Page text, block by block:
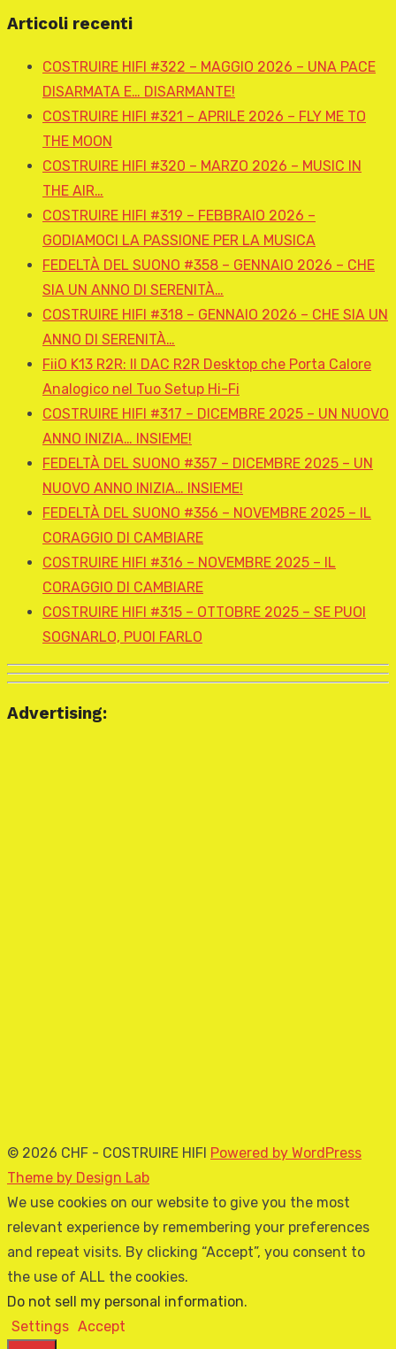
Articoli recenti
COSTRUIRE HIFI #322 – MAGGIO 2026 – UNA PACE
DISARMATA E… DISARMANTE!
COSTRUIRE HIFI #321 – APRILE 2026 – FLY ME TO
THE MOON
COSTRUIRE HIFI #320 – MARZO 2026 – MUSIC IN
THE AIR…
COSTRUIRE HIFI #319 – FEBBRAIO 2026 –
GODIAMOCI LA PASSIONE PER LA MUSICA
FEDELTÀ DEL SUONO #358 – GENNAIO 2026 – CHE
SIA UN ANNO DI SERENITÀ…
COSTRUIRE HIFI #318 – GENNAIO 2026 – CHE SIA UN
ANNO DI SERENITÀ…
FiiO K13 R2R: Il DAC R2R Desktop che Porta Calore
Analogico nel Tuo Setup Hi-Fi
COSTRUIRE HIFI #317 – DICEMBRE 2025 – UN NUOVO
ANNO INIZIA… INSIEME!
FEDELTÀ DEL SUONO #357 – DICEMBRE 2025 – UN
NUOVO ANNO INIZIA… INSIEME!
FEDELTÀ DEL SUONO #356 – NOVEMBRE 2025 – IL
CORAGGIO DI CAMBIARE
COSTRUIRE HIFI #316 – NOVEMBRE 2025 – IL
CORAGGIO DI CAMBIARE
COSTRUIRE HIFI #315 – OTTOBRE 2025 – SE PUOI
SOGNARLO, PUOI FARLO
Advertising:
© 2026 CHF - COSTRUIRE HIFI Powered by WordPress
Theme by Design Lab
We use cookies on our website to give you the most
relevant experience by remembering your preferences
and repeat visits. By clicking “Accept”, you consent to
the use of ALL the cookies.
Do not sell my personal information.
Settings Accept